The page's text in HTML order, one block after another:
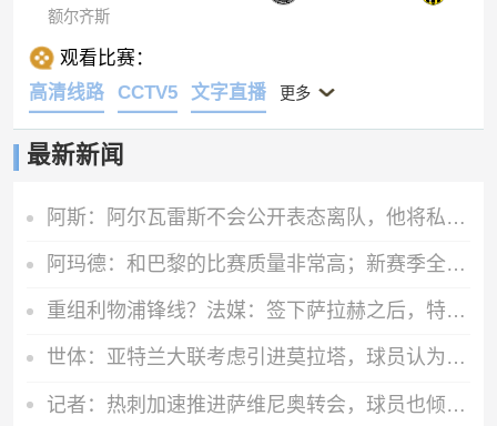
额尔齐斯
观看比赛：
高清线路
CCTV5 文字直播 更多
最新新闻
阿斯：阿尔瓦雷斯不会公开表态离队，他将私下与西蒙尼和马竞沟通
阿玛德：和巴黎的比赛质量非常高；新赛季全队都渴望能够斩获佳绩
重组利物浦锋线？法媒：签下萨拉赫之后，特拉布宗即将拿下努涅斯
世体：亚特兰大联考虑引进莫拉塔，球员认为自己还能留在顶级联赛
记者：热刺加速推进萨维尼奥转会，球员也倾向于加盟